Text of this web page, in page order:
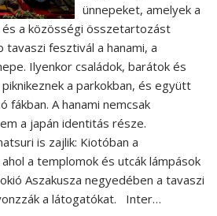
ünnepeket, amelyek a
a közösségi összetartozást
tavaszi fesztivál a hanami, a
Ilyenkor családok, barátok és
a parkokban, és együtt
fákban. A hanami nemcsak
a japán identitás része.
is zajlik: Kiotóban a
a templomok és utcák lámpások
Aszakusza negyedében a tavaszi
a látogatókat. Inter…